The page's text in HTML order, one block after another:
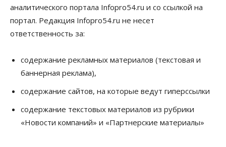
Расходы новосибирцев на спорт выросли на 40%
за полгода
07 Августа 2026, 14:00
В Новосибирске многодетным семьям вручили
07 Августа 2026, 13:55
аналитического портала Infopro54.ru и со ссылкой на
портал. Редакция Infopro54.ru не несет
ответственность за:
содержание рекламных материалов (текстовая и
баннерная реклама),
содержание сайтов, на которые ведут гиперссылки
содержание текстовых материалов из рубрики
«Новости компаний» и «Партнерские материалы»